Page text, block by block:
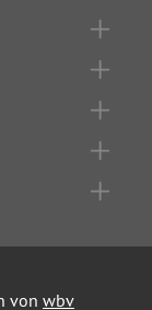
von wbv